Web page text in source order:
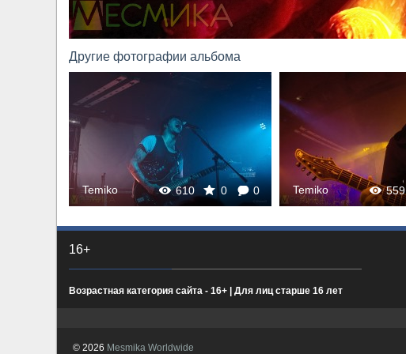
Другие фотографии альбома
610
0 0
Temiko 559
Temiko
16+
Возрастная категория сайта - 16+ | Для лиц старше 16 лет
© 2026 Mesmika Worldwide